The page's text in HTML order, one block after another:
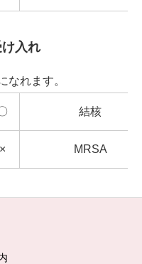
入れ
れます。
結核
× MRSA